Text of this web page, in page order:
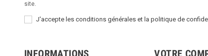
site.
J'accepte les conditions générales et la politique de